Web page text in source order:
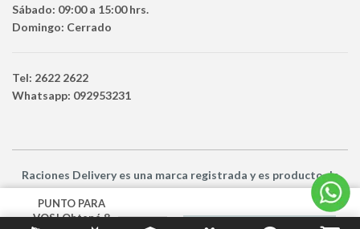
Sábado: 09:00 a 15:00 hrs.
Domingo: Cerrado
Tel: 2622 2622
Whatsapp: 092953231
Raciones Deliveryes una marca registrada y es productode
Netbuy Uruguay SRL -© Todos los derechos reservados
PUNTO PARA
VOS! Obtené 8